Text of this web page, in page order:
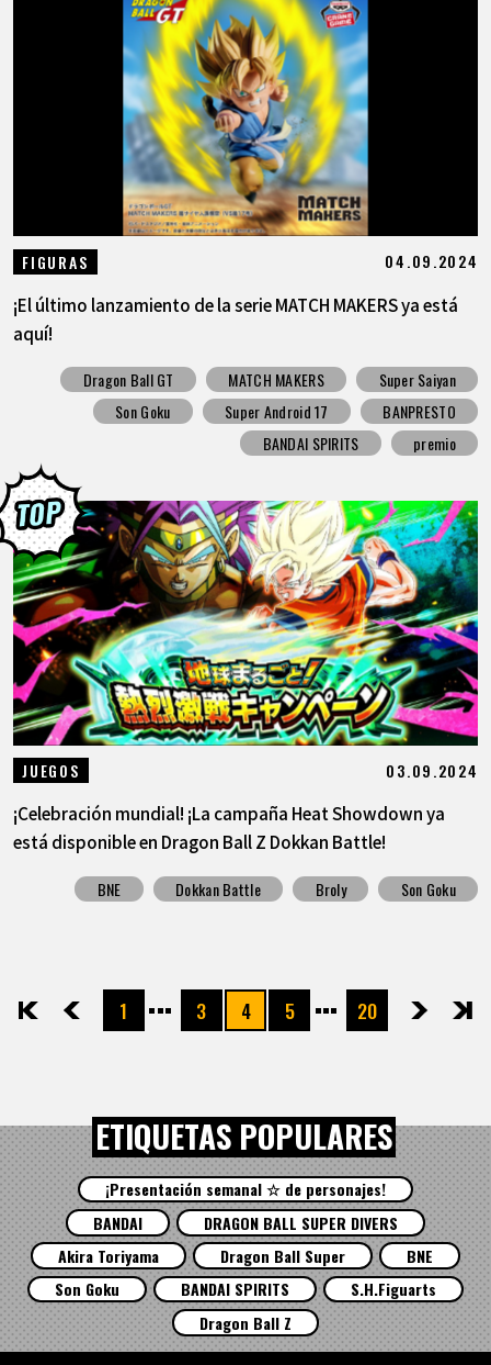
FIGURAS 04.09.2024
¡El último lanzamiento de la serie MATCH MAKERS ya está
aquí!
Dragon Ball GT MATCH MAKERS
Super Saiyan
Son Goku
Super Android 17
BANPRESTO
BANDAI SPIRITS
premio
JUEGOS 03.09.2024
¡Celebración mundial! ¡La campaña Heat Showdown ya
está disponible en Dragon Ball Z Dokkan Battle!
BNE Dokkan Battle Broly Son Goku
先頭 前へ1 3 4 5 20次へ最後
ETIQUETAS POPULARES
¡Presentación semanal ☆ de personajes!
BANDAI
DRAGON BALL SUPER DIVERS
Akira Toriyama
Dragon Ball Super
BNE
Son Goku
BANDAI SPIRITS
S.H.Figuarts
Dragon Ball Z